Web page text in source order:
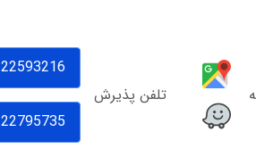
تلفن پذیرش
22593216
22795735